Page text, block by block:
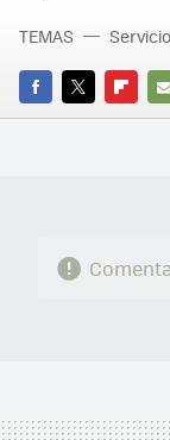
FACEBOOK
TWITTER
TEMAS